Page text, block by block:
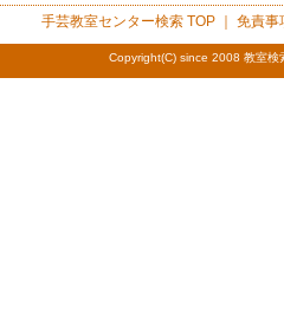
手芸教室センター検索TOP ｜ 免責事
Copyright(C) since 2008 教室検